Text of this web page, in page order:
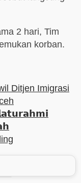
2 hari, Tim
korban.
Ditjen Imigrasi